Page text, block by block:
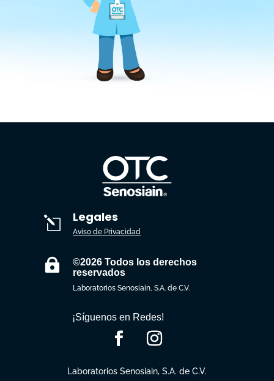
l Legales
Aviso de Privacidad

©2026 Todos los derechos
reservados
Laboratorios Senosiain, S.A. de C.V.
¡Síguenos en Redes!
Laboratorios Senosiain, S.A. de C.V.